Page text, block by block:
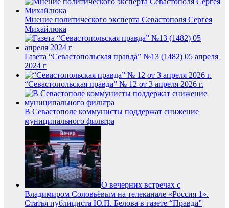
Мнение политического эксперта Севастополя Сергея
Михайлюка
Газета “Севастопольская правда” №13 (1482) 05 апреля
2024 г
“Севастопольская правда” № 12 от 3 апреля 2026 г.
В Севастополе коммунисты поддержат снижение
муниципального фильтра
О вечерних встречах с
Владимиром Соловьёвым на телеканале «Россия 1».
Статья публициста Ю.П. Белова в газете “Правда”